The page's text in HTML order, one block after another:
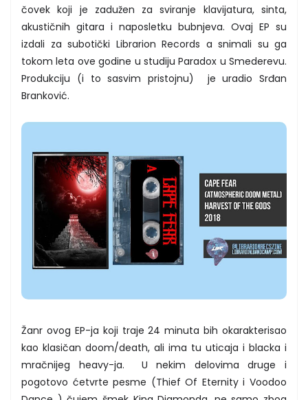
čovek koji je zadužen za sviranje klavijatura, sinta,
akustičnih gitara i naposletku bubnjeva. Ovaj EP su
izdali za subotički Librarion Records a snimali su ga
tokom leta ove godine u studiju Paradox u Smederevu.
Produkciju (i to sasvim pristojnu) je uradio Srđan
Branković.
Žanr ovog EP-ja koji traje 24 minuta bih okarakterisao
kao klasičan doom/death, ali ima tu uticaja i blacka i
mračnijeg heavy-ja. U nekim delovima druge i
pogotovo ćetvrte pesme (Thief Of Eternity i Voodoo